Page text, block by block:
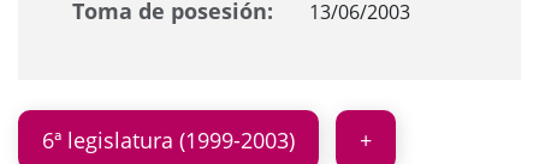
Toma de posesión: 13/06/2003
6ª legislatura (1999-2003)